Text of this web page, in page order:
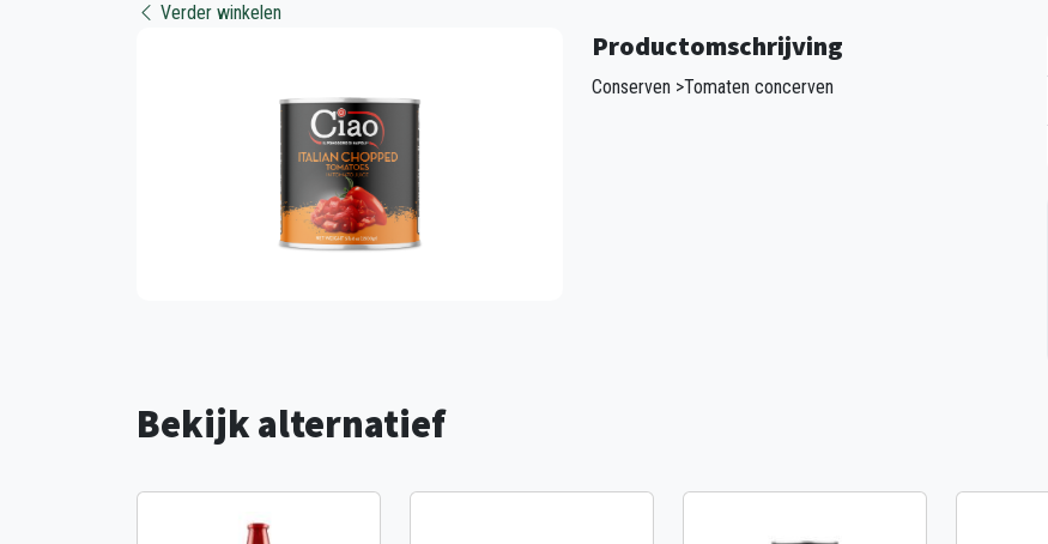
Verder winkelen
Productomschrijving
Conserven >Tomaten concerven
Bekijk alternatief